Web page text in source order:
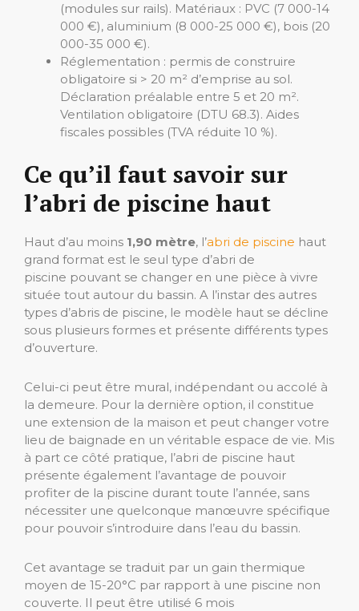
(modules sur rails). Matériaux : PVC (7 000-14
000 €), aluminium (8 000-25 000 €), bois (20
000-35 000 €).
Réglementation : permis de construire
obligatoire si > 20 m² d’emprise au sol.
Déclaration préalable entre 5 et 20 m².
Ventilation obligatoire (DTU 68.3). Aides
fiscales possibles (TVA réduite 10 %).
Ce qu’il faut savoir sur
l’abri de piscine haut
Haut d’au moins 1,90 mètre, l’abri de piscine haut
grand format est le seul type d’abri de
piscine pouvant se changer en une pièce à vivre
située tout autour du bassin. A l’instar des autres
types d’abris de piscine, le modèle haut se décline
sous plusieurs formes et présente différents types
d’ouverture.
Celui-ci peut être mural, indépendant ou accolé à
la demeure. Pour la dernière option, il constitue
une extension de la maison et peut changer votre
lieu de baignade en un véritable espace de vie. Mis
à part ce côté pratique, l’abri de piscine haut
présente également l’avantage de pouvoir
profiter de la piscine durant toute l’année, sans
nécessiter une quelconque manœuvre spécifique
pour pouvoir s’introduire dans l’eau du bassin.
Cet avantage se traduit par un gain thermique
moyen de 15-20°C par rapport à une piscine non
couverte. Il peut être utilisé 6 mois